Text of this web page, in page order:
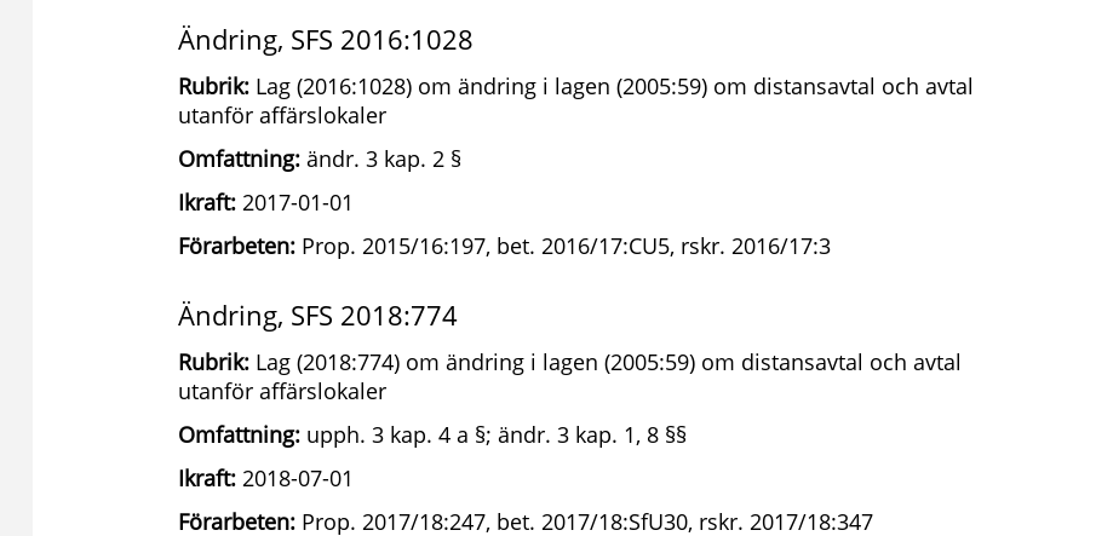
Ändring, SFS 2016:1028
Rubrik: Lag (2016:1028) om ändring i lagen (2005:59) om distansavtal och avtal
utanför affärslokaler
Omfattning: ändr. 3 kap. 2 §
Ikraft: 2017-01-01
Förarbeten: Prop. 2015/16:197, bet. 2016/17:CU5, rskr. 2016/17:3
Ändring, SFS 2018:774
Rubrik: Lag (2018:774) om ändring i lagen (2005:59) om distansavtal och avtal
utanför affärslokaler
Omfattning: upph. 3 kap. 4 a §; ändr. 3 kap. 1, 8 §§
Ikraft: 2018-07-01
Förarbeten: Prop. 2017/18:247, bet. 2017/18:SfU30, rskr. 2017/18:347